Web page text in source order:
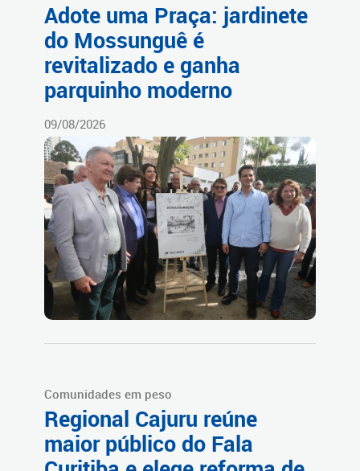
Adote uma Praça: jardinete
do Mossunguê é
revitalizado e ganha
parquinho moderno
09/08/2026
Comunidades em peso
Regional Cajuru reúne
maior público do Fala